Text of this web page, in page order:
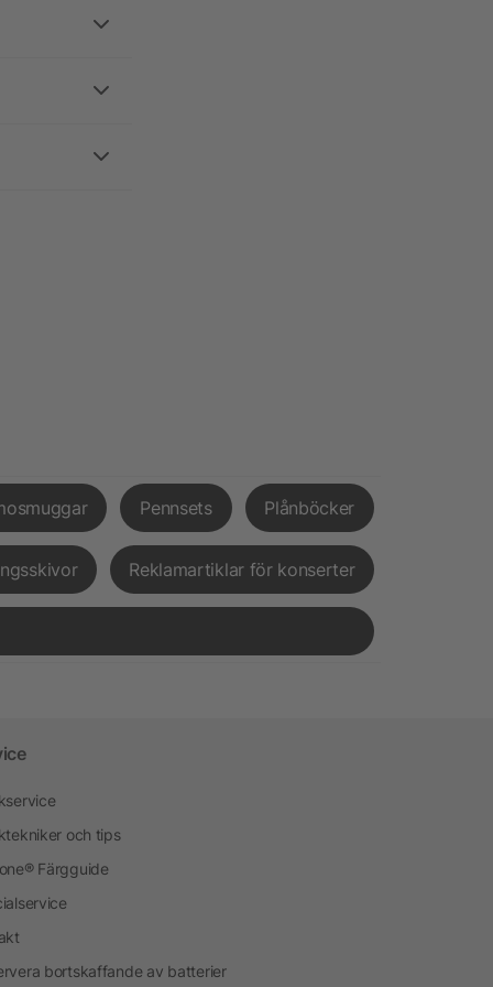
Pennsets Plånböcker
Reklamartiklar för konserter
och tips
Färgguide
bortskaffande av batterier